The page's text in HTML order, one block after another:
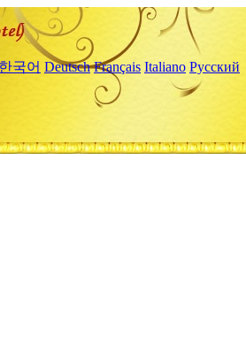
한국어 Deutsch Français Italiano Русский